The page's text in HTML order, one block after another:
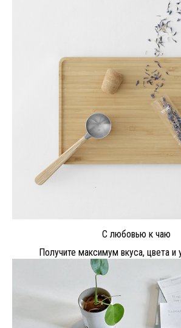
С любовью к чаю
Получите максимум вкуса, цвета и